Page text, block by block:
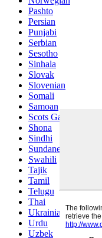
Pashto
Persian
Punjabi
Serbian
Sesotho
Sinhala
Slovak
Slovenian
Somali
Samoan
Scots Gaelic
Shona
Sindhi
Sundanese
Swahili
Tajik
Tamil
Telugu
Thai
Ukrainian
Urdu
Uzbek